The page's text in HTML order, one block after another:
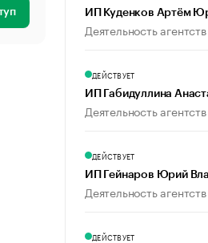
ИП Куденков Артём
Деятельность
ДЕЙСТВУЕТ
ИП Габидуллина
Деятельность
ДЕЙСТВУЕТ
ИП Гейнаров Юрий
Деятельность
ДЕЙСТВУЕТ